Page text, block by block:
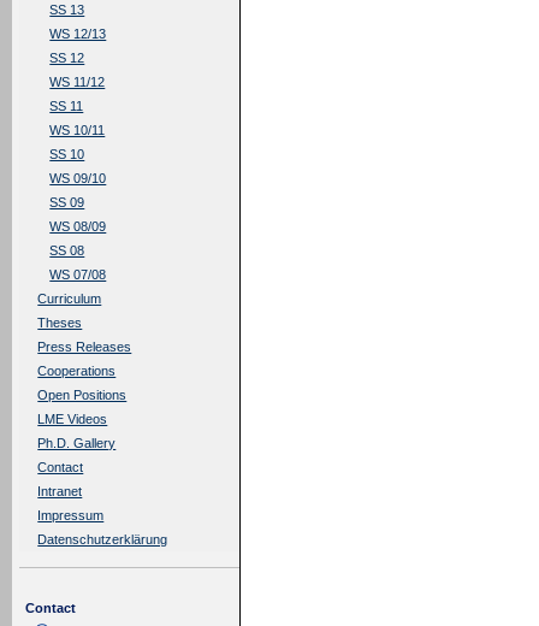
SS 13
WS 12/13
SS 12
WS 11/12
SS 11
WS 10/11
SS 10
WS 09/10
SS 09
WS 08/09
SS 08
WS 07/08
Curriculum
Theses
Press Releases
Cooperations
Open Positions
LME Videos
Ph.D. Gallery
Contact
Intranet
Impressum
Datenschutzerklärung
Contact